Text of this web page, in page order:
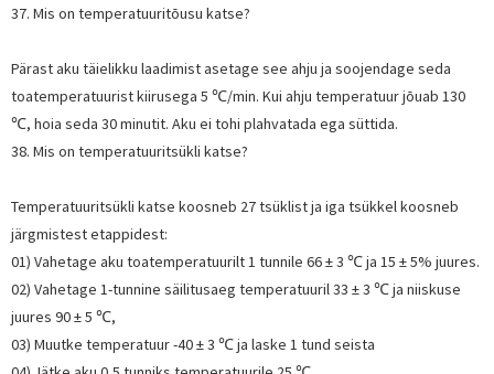
37. Mis on temperatuuritõusu katse?
Pärast aku täielikku laadimist asetage see ahju ja soojendage seda
toatemperatuurist kiirusega 5 ℃/min. Kui ahju temperatuur jõuab 130
℃, hoia seda 30 minutit. Aku ei tohi plahvatada ega süttida.
38. Mis on temperatuuritsükli katse?
Temperatuuritsükli katse koosneb 27 tsüklist ja iga tsükkel koosneb
järgmistest etappidest:
01) Vahetage aku toatemperatuurilt 1 tunnile 66 ± 3 ℃ ja 15 ± 5% juures.
02) Vahetage 1-tunnine säilitusaeg temperatuuril 33 ± 3 ℃ ja niiskuse
juures 90 ± 5 ℃,
03) Muutke temperatuur -40 ± 3 ℃ ja laske 1 tund seista